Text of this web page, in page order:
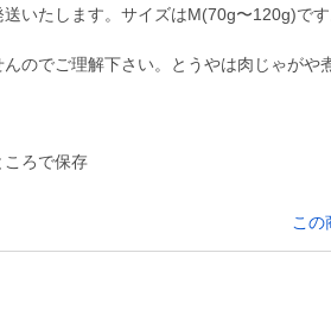
いたします。サイズはM(70g〜120g)です
ころで保存
この